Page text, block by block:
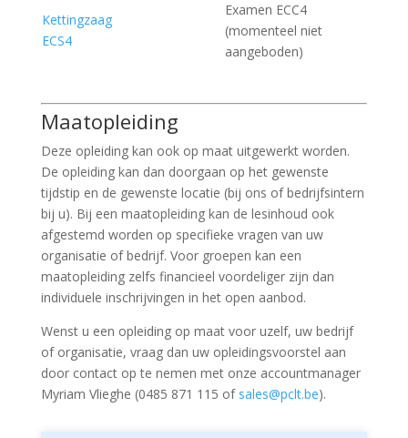
Kettingzaag
ECS4
Examen ECC4
(momenteel niet
aangeboden)
Maatopleiding
Deze opleiding kan ook op maat uitgewerkt worden.
De opleiding kan dan doorgaan op het gewenste
tijdstip en de gewenste locatie (bij ons of bedrijfsintern
bij u). Bij een maatopleiding kan de lesinhoud ook
afgestemd worden op specifieke vragen van uw
organisatie of bedrijf. Voor groepen kan een
maatopleiding zelfs financieel voordeliger zijn dan
individuele inschrijvingen in het open aanbod.
Wenst u een opleiding op maat voor uzelf, uw bedrijf
of organisatie, vraag dan uw opleidingsvoorstel aan
door contact op te nemen met onze accountmanager
Myriam Vlieghe (0485 871 115 of sales@pclt.be).